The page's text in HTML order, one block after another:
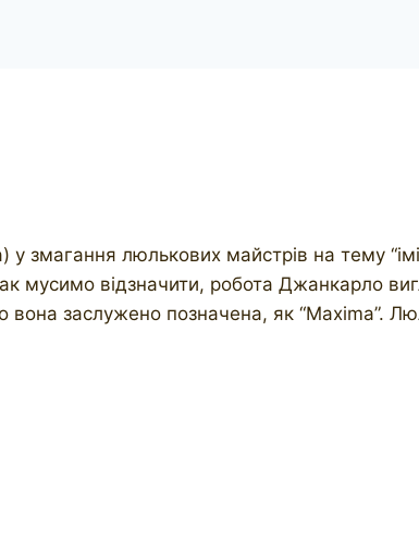
змагання люлькових майстрів на тему
мусимо відзначити, робота Джанкарло
вона заслужено позначена, як “Maxima”.